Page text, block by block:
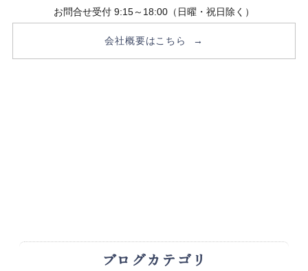
お問合せ受付 9:15～18:00（日曜・祝日除く）
会社概要はこちら
ブログカテゴリ